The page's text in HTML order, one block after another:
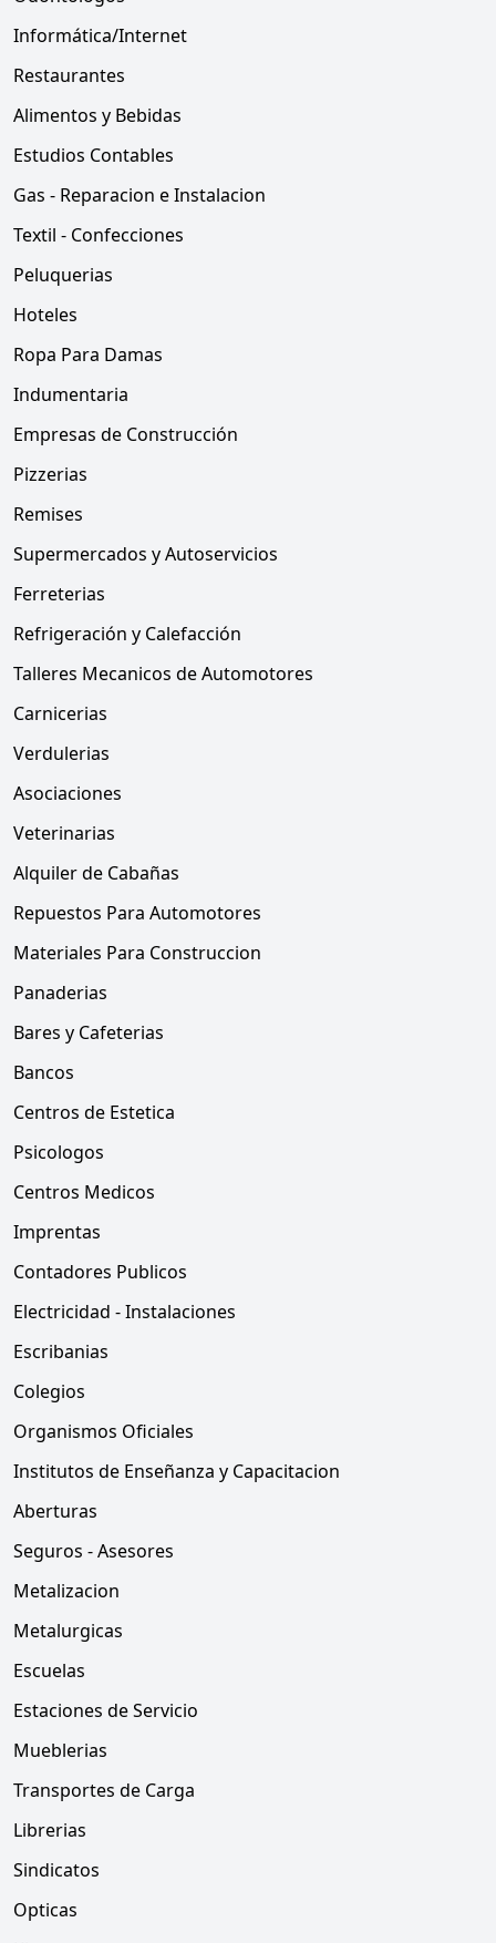
Informática/Internet
Restaurantes
Alimentos y Bebidas
Estudios Contables
Gas - Reparacion e Instalacion
Textil - Confecciones
Peluquerias
Hoteles
Ropa Para Damas
Indumentaria
Empresas de Construcción
Pizzerias
Remises
Supermercados y Autoservicios
Ferreterias
Refrigeración y Calefacción
Talleres Mecanicos de Automotores
Carnicerias
Verdulerias
Asociaciones
Veterinarias
Alquiler de Cabañas
Repuestos Para Automotores
Materiales Para Construccion
Panaderias
Bares y Cafeterias
Bancos
Centros de Estetica
Psicologos
Centros Medicos
Imprentas
Contadores Publicos
Electricidad - Instalaciones
Escribanias
Colegios
Organismos Oficiales
Institutos de Enseñanza y Capacitacion
Aberturas
Seguros - Asesores
Metalizacion
Metalurgicas
Escuelas
Estaciones de Servicio
Mueblerias
Transportes de Carga
Librerias
Sindicatos
Opticas